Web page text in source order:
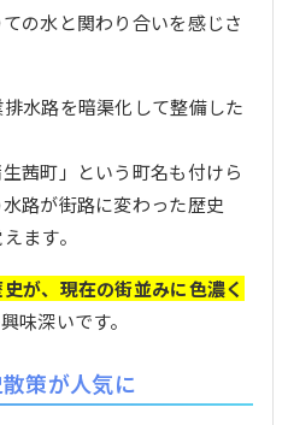
の水と関わり合いを感じさ
排水路を暗渠化して整備した
茜町」という町名も付けら
路が街路に変わった歴史
ます。
が、現在の街並みに色濃く
味深いです。
策が人気に